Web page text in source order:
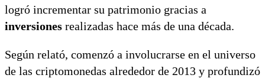
logró incrementar su patrimonio gracias a
inversiones realizadas hace más de una década.
Según relató, comenzó a involucrarse en el universo
de las criptomonedas alrededor de 2013 y profundizó